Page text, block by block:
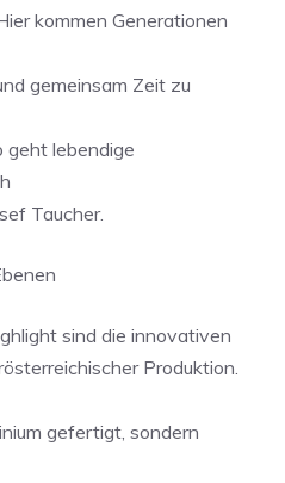
kommen Generationen
gemeinsam Zeit zu
geht lebendige
Taucher.
sind die innovativen
Produktion.
gefertigt, sondern